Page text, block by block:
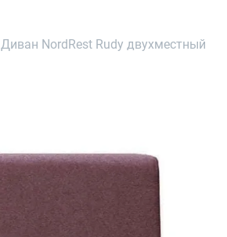
Диван NordRest Rudy двухместный